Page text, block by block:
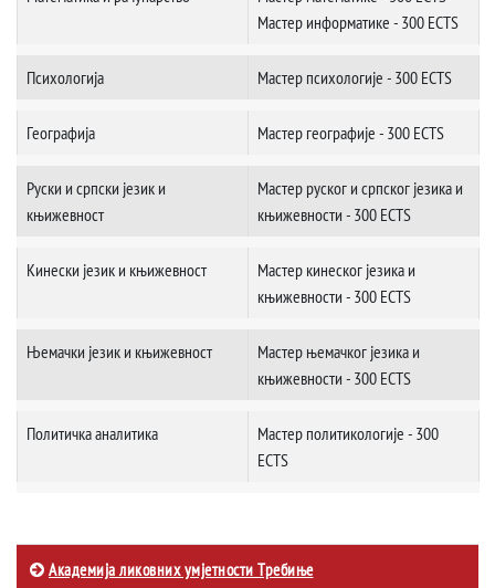
Мастер информатике - 300 ECTS
Психологија Мастер психологије - 300 ECTS
Географија Мастер географије - 300 ECTS
Руски и српски језик и
књижевност
Мастер руског и српског језика и
књижевности - 300 ECTS
Кинески језик и књижевност
Мастер кинеског језика и
књижевности - 300 ECTS
Њемачки језик и књижевност
Мастер њемачког језика и
књижевности - 300 ECTS
Политичка аналитика
Мастер политикологије - 300
ECTS
Академија ликовних умјетности Требиње